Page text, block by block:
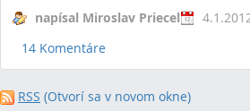
napísal Miroslav Priecel
14 Komentáre
RSS (Otvorí sa v novom okne)